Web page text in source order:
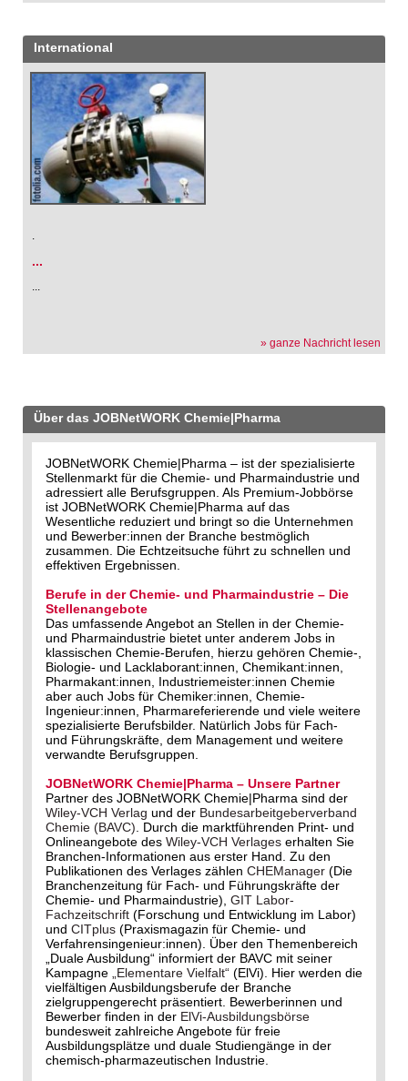
International
.
...
...
» ganze Nachricht lesen
Über das JOBNetWORK Chemie|Pharma
JOBNetWORK Chemie|Pharma – ist der spezialisierte
Stellenmarkt für die Chemie- und Pharmaindustrie und
adressiert alle Berufsgruppen. Als Premium-Jobbörse
ist JOBNetWORK Chemie|Pharma auf das
Wesentliche reduziert und bringt so die Unternehmen
und Bewerber:innen der Branche bestmöglich
zusammen. Die Echtzeitsuche führt zu schnellen und
effektiven Ergebnissen.
Berufe in der Chemie- und Pharmaindustrie – Die
Stellenangebote
Das umfassende Angebot an Stellen in der Chemie-
und Pharmaindustrie bietet unter anderem Jobs in
klassischen Chemie-Berufen, hierzu gehören Chemie-,
Biologie- und Lacklaborant:innen, Chemikant:innen,
Pharmakant:innen, Industriemeister:innen Chemie
aber auch Jobs für Chemiker:innen, Chemie-
Ingenieur:innen, Pharmareferierende und viele weitere
spezialisierte Berufsbilder. Natürlich Jobs für Fach-
und Führungskräfte, dem Management und weitere
verwandte Berufsgruppen.
JOBNetWORK Chemie|Pharma – Unsere Partner
Partner des JOBNetWORK Chemie|Pharma sind der
Wiley-VCH Verlag und der Bundesarbeitgeberverband
Chemie (BAVC). Durch die marktführenden Print- und
Onlineangebote des Wiley-VCH Verlages erhalten Sie
Branchen-Informationen aus erster Hand. Zu den
Publikationen des Verlages zählen CHEManager (Die
Branchenzeitung für Fach- und Führungskräfte der
Chemie- und Pharmaindustrie), GIT Labor-
Fachzeitschrift (Forschung und Entwicklung im Labor)
und CITplus (Praxismagazin für Chemie- und
Verfahrensingenieur:innen). Über den Themenbereich
„Duale Ausbildung“ informiert der BAVC mit seiner
Kampagne „Elementare Vielfalt“ (ElVi). Hier werden die
vielfältigen Ausbildungsberufe der Branche
zielgruppengerecht präsentiert. Bewerberinnen und
Bewerber finden in der ElVi-Ausbildungsbörse
bundesweit zahlreiche Angebote für freie
Ausbildungsplätze und duale Studiengänge in der
chemisch-pharmazeutischen Industrie.